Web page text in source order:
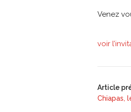
Venez
voir
Article
Chiapas,